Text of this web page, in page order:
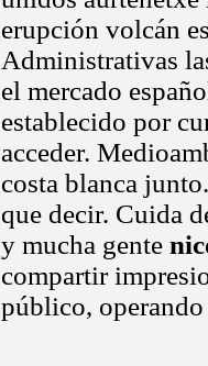
erupción volcán
Administrativas
el mercado
establecido por
acceder.
costa blanca
que decir. Cuida
y mucha gente
compartir
público,